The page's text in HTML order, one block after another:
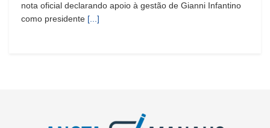
nota oficial declarando apoio à gestão de Gianni Infantino
como presidente [...]